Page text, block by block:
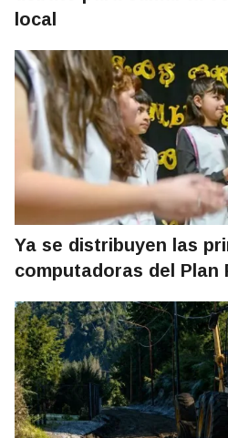
local
Ya se distribuyen las
computadoras del Plan